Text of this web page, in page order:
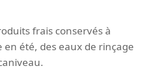
frais conservés à
été, des eaux de rinçage